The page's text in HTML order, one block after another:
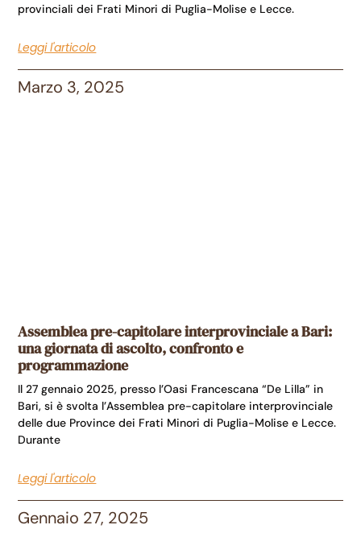
provinciali dei Frati Minori di Puglia-Molise e Lecce.
Leggi l'articolo
Marzo 3, 2025
Assemblea pre-capitolare interprovinciale a Bari:
una giornata di ascolto, confronto e
programmazione
Il 27 gennaio 2025, presso l’Oasi Francescana “De Lilla” in
Bari, si è svolta l’Assemblea pre-capitolare interprovinciale
delle due Province dei Frati Minori di Puglia-Molise e Lecce.
Durante
Leggi l'articolo
Gennaio 27, 2025